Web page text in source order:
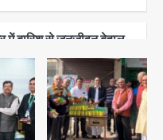
में बारिश से जनजीवन बेहाल,
में बाढ़ का कहर, गंगा समेत
shooting: